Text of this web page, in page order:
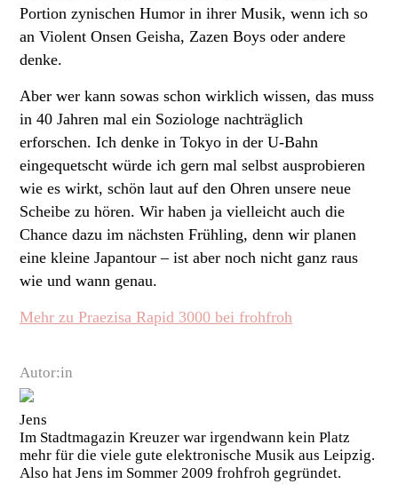
Autor:in
Jens
Im Stadtmagazin Kreuzer war irgendwann kein Platz
mehr für die viele gute elektronische Musik aus Leipzig.
Also hat Jens im Sommer 2009 frohfroh gegründet.
Portion zynischen Humor in ihrer Musik, wenn ich so
an Violent Onsen Geisha, Zazen Boys oder andere
denke.
Aber wer kann sowas schon wirklich wissen, das muss
in 40 Jahren mal ein Soziologe nachträglich
erforschen. Ich denke in Tokyo in der U-Bahn
eingequetscht würde ich gern mal selbst ausprobieren
wie es wirkt, schön laut auf den Ohren unsere neue
Scheibe zu hören. Wir haben ja vielleicht auch die
Chance dazu im nächsten Frühling, denn wir planen
eine kleine Japantour – ist aber noch nicht ganz raus
wie und wann genau.
Mehr zu Praezisa Rapid 3000 bei frohfroh